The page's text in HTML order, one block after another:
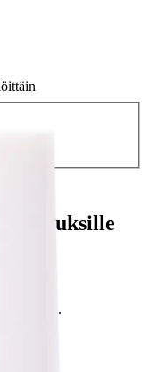
tilauksille
tuotteita.